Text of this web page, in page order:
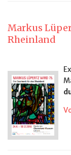
Markus
Rheinland